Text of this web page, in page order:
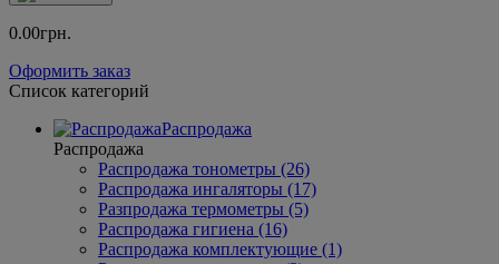
0.00грн.
Оформить заказ
Список категорий
Распродажа
Распродажа
Распродажа тонометры (26)
Распродажа ингаляторы (17)
Разпродажа термометры (5)
Распродажа гигиена (16)
Распродажа комплектующие (1)